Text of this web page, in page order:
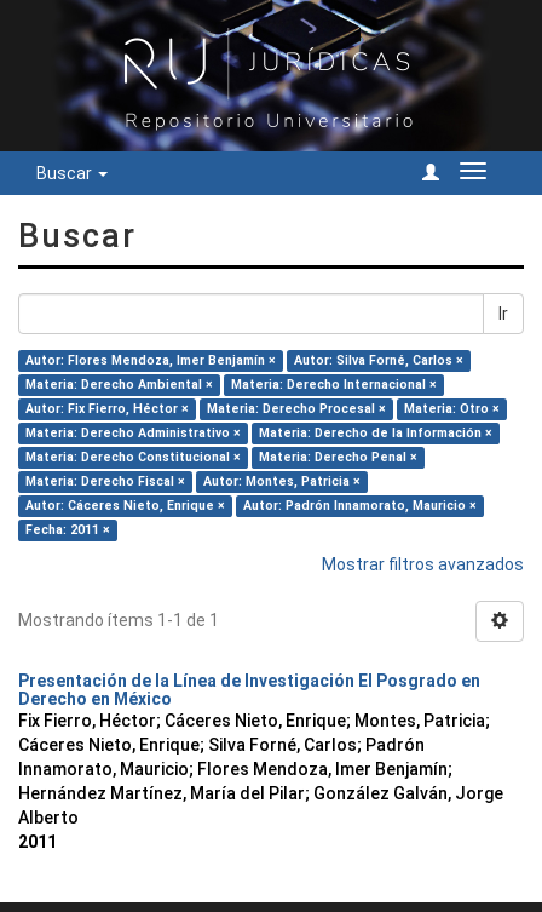
Buscar
Cambiar
Buscar
Ir
Autor: Flores Mendoza, Imer Benjamín ×
Autor: Silva Forné, Carlos ×
Materia: Derecho Ambiental ×
Materia: Derecho Internacional ×
Autor: Fix Fierro, Héctor ×
Materia: Derecho Procesal ×
Materia: Otro ×
Materia: Derecho Administrativo ×
Materia: Derecho de la Información ×
Materia: Derecho Constitucional ×
Materia: Derecho Penal ×
Materia: Derecho Fiscal ×
Autor: Montes, Patricia ×
Autor: Cáceres Nieto, Enrique ×
Autor: Padrón Innamorato, Mauricio ×
Fecha: 2011 ×
Mostrar filtros avanzados
Mostrando ítems 1-1 de 1
Presentación de la Línea de Investigación El Posgrado en
Derecho en México
Fix Fierro, Héctor; Cáceres Nieto, Enrique; Montes, Patricia;
Cáceres Nieto, Enrique; Silva Forné, Carlos; Padrón
Innamorato, Mauricio; Flores Mendoza, Imer Benjamín;
Hernández Martínez, María del Pilar; González Galván, Jorge
Alberto
2011